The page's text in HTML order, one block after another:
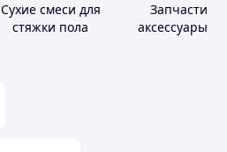
Сухие смеси для
стяжки пола
Запчасти и
аксессуары